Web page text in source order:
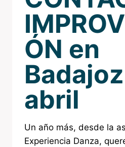
ÓN en
abril
Un año más, desde la
Experiencia Danza,